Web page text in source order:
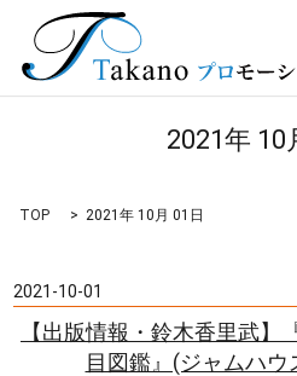
2021年 10
TOP 2021年 10月 01日
2021-10-01
【出版情報・鈴木香里武
目図鑑』(ジャムハウ